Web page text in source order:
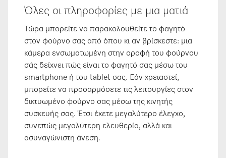
Όλες οι πληροφορίες με μια ματιά
Τώρα μπορείτε να παρακολουθείτε το φαγητό
στον φούρνο σας από όπου κι αν βρίσκεστε: μια
κάμερα ενσωματωμένη στην οροφή του φούρνου
σάς δείχνει πώς είναι το φαγητό σας μέσω του
smartphone ή του tablet σας. Εάν χρειαστεί,
μπορείτε να προσαρμόσετε τις λειτουργίες στον
δικτυωμένο φούρνο σας μέσω της κινητής
συσκευής σας. Έτσι έχετε μεγαλύτερο έλεγχο,
συνεπώς μεγαλύτερη ελευθερία, αλλά και
ασυναγώνιστη άνεση.